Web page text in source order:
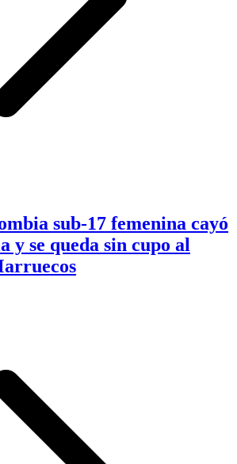
sub-17 femenina cayó
y se queda sin cupo al